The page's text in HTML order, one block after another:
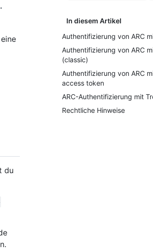
In diesem Artikel
Authentifizierung von ARC
Authentifizierung von ARC
(classic)
Authentifizierung von ARC
access token
ARC-Authentifizierung mit
Rechtliche Hinweise
du